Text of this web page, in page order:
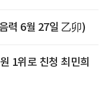
력 6월 27일 乙卯)
1위로 친청 최민희